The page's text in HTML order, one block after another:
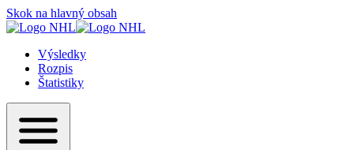
Skok na hlavný obsah
Výsledky
Rozpis
Štatistiky